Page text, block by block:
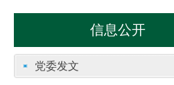
信息公开
党委发文